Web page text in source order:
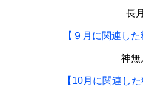
長月
【９月に関連し
神無
【10月に関連し